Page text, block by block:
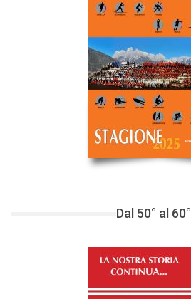
Dal 50° al 60°